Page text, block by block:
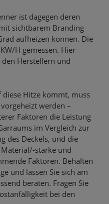
ist dagegen deren
sichtbarem Branding
aufheizen können. Die
H gemessen. Hier
Herstellern und
Hitze kommt, muss
werden –
Faktoren die Leistung
im Vergleich zur
des Deckels, und die
stärke und
Faktoren. Behalten
und lassen Sie sich am
beraten. Fragen Sie
bei den